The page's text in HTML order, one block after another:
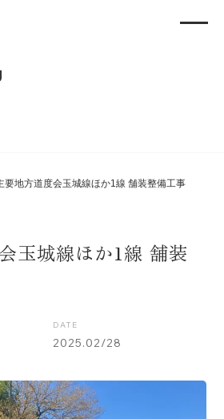
要地方道度会玉城線ほか1線 舗装整備工事
玉城線ほか1線 舗装
DATE
2025.02/28